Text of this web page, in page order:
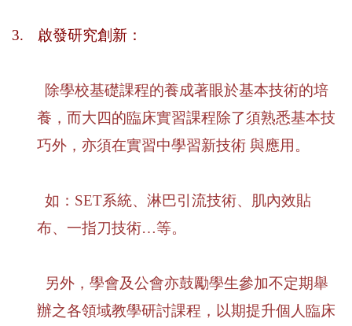
3. 啟發研究創新：
除學校基礎課程的養成著眼於基本技術的培
養，而大四的臨床實習課程除了須熟悉基本技
巧外，亦須在實習中學習新技術 與應用。
如： SET系統、淋巴引流技術、肌內效貼
布、一指刀技術…等。
另外，學會及公會亦鼓勵學生參加不定期舉
辦之各領域教學研討課程，以期提升個人臨床